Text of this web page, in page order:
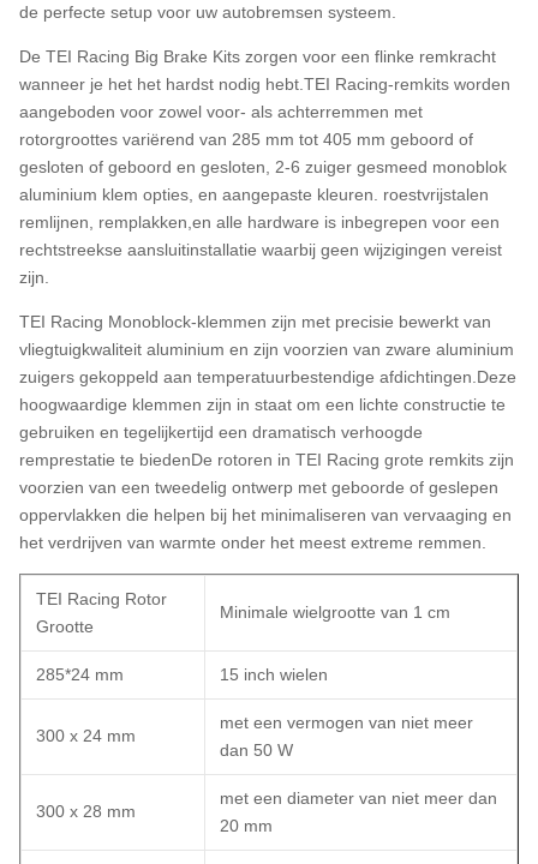
de perfecte setup voor uw autobremsen systeem.
De TEI Racing Big Brake Kits zorgen voor een flinke remkracht
wanneer je het het hardst nodig hebt.TEI Racing-remkits worden
aangeboden voor zowel voor- als achterremmen met
rotorgroottes variërend van 285 mm tot 405 mm geboord of
gesloten of geboord en gesloten, 2-6 zuiger gesmeed monoblok
aluminium klem opties, en aangepaste kleuren. roestvrijstalen
remlijnen, remplakken,en alle hardware is inbegrepen voor een
rechtstreekse aansluitinstallatie waarbij geen wijzigingen vereist
zijn.
TEI Racing Monoblock-klemmen zijn met precisie bewerkt van
vliegtuigkwaliteit aluminium en zijn voorzien van zware aluminium
zuigers gekoppeld aan temperatuurbestendige afdichtingen.Deze
hoogwaardige klemmen zijn in staat om een lichte constructie te
gebruiken en tegelijkertijd een dramatisch verhoogde
remprestatie te biedenDe rotoren in TEI Racing grote remkits zijn
voorzien van een tweedelig ontwerp met geboorde of geslepen
oppervlakken die helpen bij het minimaliseren van vervaaging en
het verdrijven van warmte onder het meest extreme remmen.
TEI Racing Rotor
Grootte
Minimale wielgrootte van 1 cm
285*24 mm 15 inch wielen
300 x 24 mm
met een vermogen van niet meer
dan 50 W
300 x 28 mm
met een diameter van niet meer dan
20 mm